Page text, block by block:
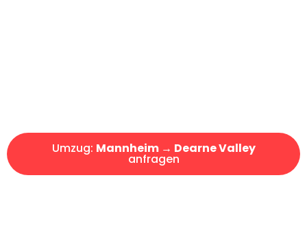
Umzug: Mannheim → Dearne Valley
anfragen